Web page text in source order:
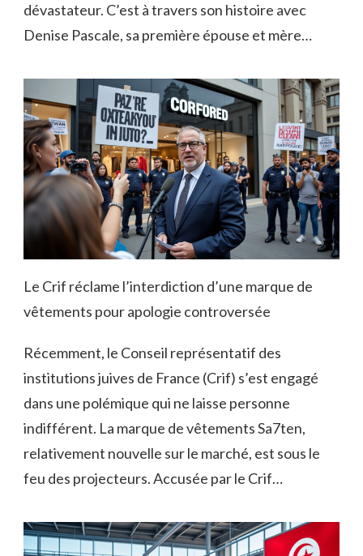
dévastateur. C’est à travers son histoire avec
Denise Pascale, sa première épouse et mère…
Le Crif réclame l’interdiction d’une marque de
vêtements pour apologie controversée
Récemment, le Conseil représentatif des
institutions juives de France (Crif) s’est engagé
dans une polémique qui ne laisse personne
indifférent. La marque de vêtements Sa7ten,
relativement nouvelle sur le marché, est sous le
feu des projecteurs. Accusée par le Crif…